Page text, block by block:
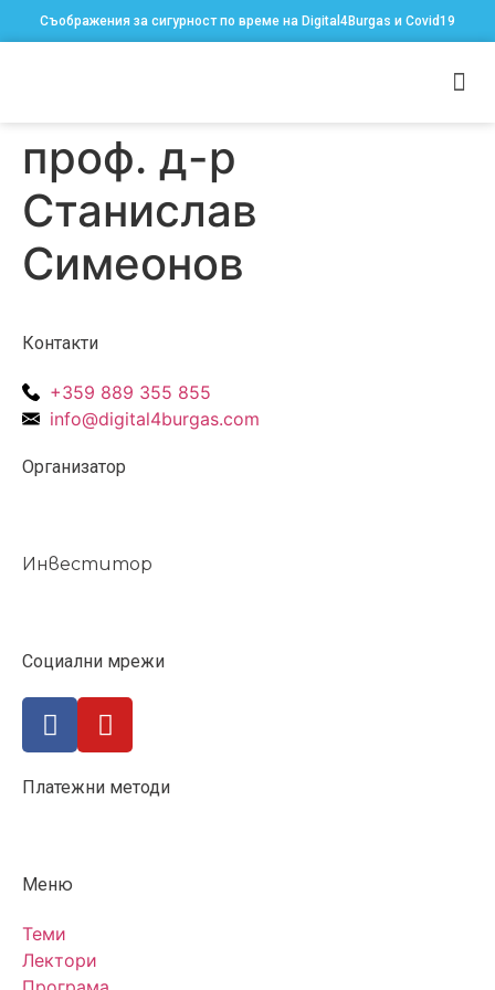
Съображения за сигурност по време на Digital4Burgas и Covid19
проф. д-р
Станислав
Симеонов
Контакти
+359 889 355 855
info@digital4burgas.com
Организатор
Инвеститор
Социални мрежи
Платежни методи
Меню
Теми
Лектори